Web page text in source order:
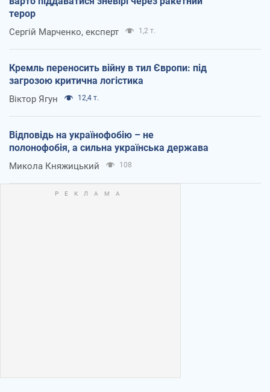
терор
Сергій Марченко, експерт 1,2 т.
Кремль переносить війну в тил Європи: під
загрозою критична логістика
Віктор Ягун 12,4 т.
Відповідь на українофобію – не
полонофобія, а сильна українська держава
Микола Княжицький 108